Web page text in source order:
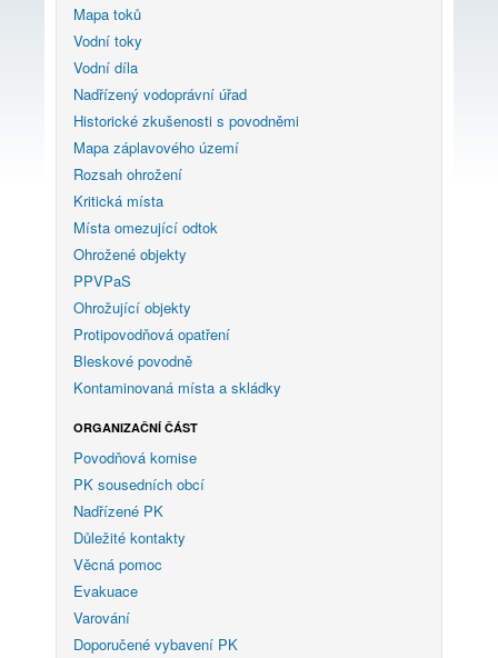
Mapa toků
Vodní toky
Vodní díla
Nadřízený vodoprávní úřad
Historické zkušenosti s povodněmi
Mapa záplavového území
Rozsah ohrožení
Kritická místa
Místa omezující odtok
Ohrožené objekty
PPVPaS
Ohrožující objekty
Protipovodňová opatření
Bleskové povodně
Kontaminovaná místa a skládky
ORGANIZAČNÍ ČÁST
Povodňová komise
PK sousedních obcí
Nadřízené PK
Důležité kontakty
Věcná pomoc
Evakuace
Varování
Doporučené vybavení PK